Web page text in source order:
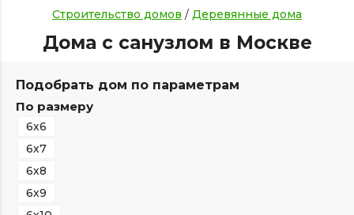
Строительство домов / Деревянные дома
Дома с санузлом в Москве
Подобрать дом по параметрам
По размеру
6х6
6х7
6х8
6х9